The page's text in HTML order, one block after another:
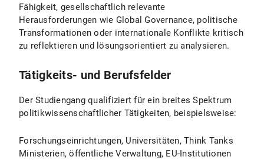
Fähigkeit, gesellschaftlich relevante
Herausforderungen wie Global Governance, politische
Transformationen oder internationale Konflikte kritisch
zu reflektieren und lösungsorientiert zu analysieren.
Tätigkeits- und Berufsfelder
Der Studiengang qualifiziert für ein breites Spektrum
politikwissenschaftlicher Tätigkeiten, beispielsweise:
Forschungseinrichtungen, Universitäten, Think Tanks
Ministerien, öffentliche Verwaltung, EU-Institutionen